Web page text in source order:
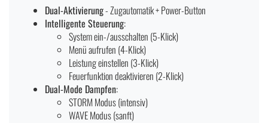
Dual-Aktivierung- Zugautomatik + Power-Button
Intelligente Steuerung:
System ein-/ausschalten (5-Klick)
Menü aufrufen (4-Klick)
Leistung einstellen (3-Klick)
Feuerfunktion deaktivieren (2-Klick)
Dual-Mode Dampfen:
STORM Modus (intensiv)
WAVE Modus (sanft)